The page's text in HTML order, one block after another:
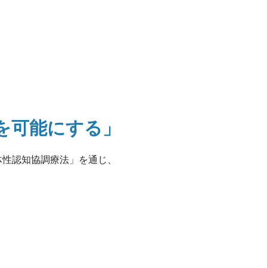
能にする」
認知協調療法」を通じ、